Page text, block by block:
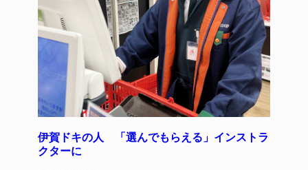
伊賀ドキの人 「選んでもらえる」インストラ
クターに